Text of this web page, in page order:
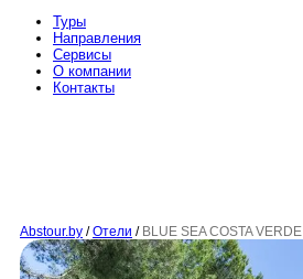
Туры
Направления
Сервисы
O компании
Контакты
Abstour.by / Отели / BLUE SEA COSTA VERDE